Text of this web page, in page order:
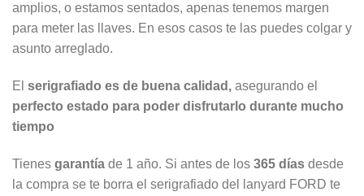
amplios, o estamos sentados, apenas tenemos margen
para meter las llaves. En esos casos te las puedes colgar y
asunto arreglado.
El serigrafiado es de buena calidad, asegurando el
perfecto estado para poder disfrutarlo durante mucho
tiempo
Tienes garantía de 1 año. Si antes de los 365 días desde
la compra se te borra el serigrafiado del lanyard FORD te